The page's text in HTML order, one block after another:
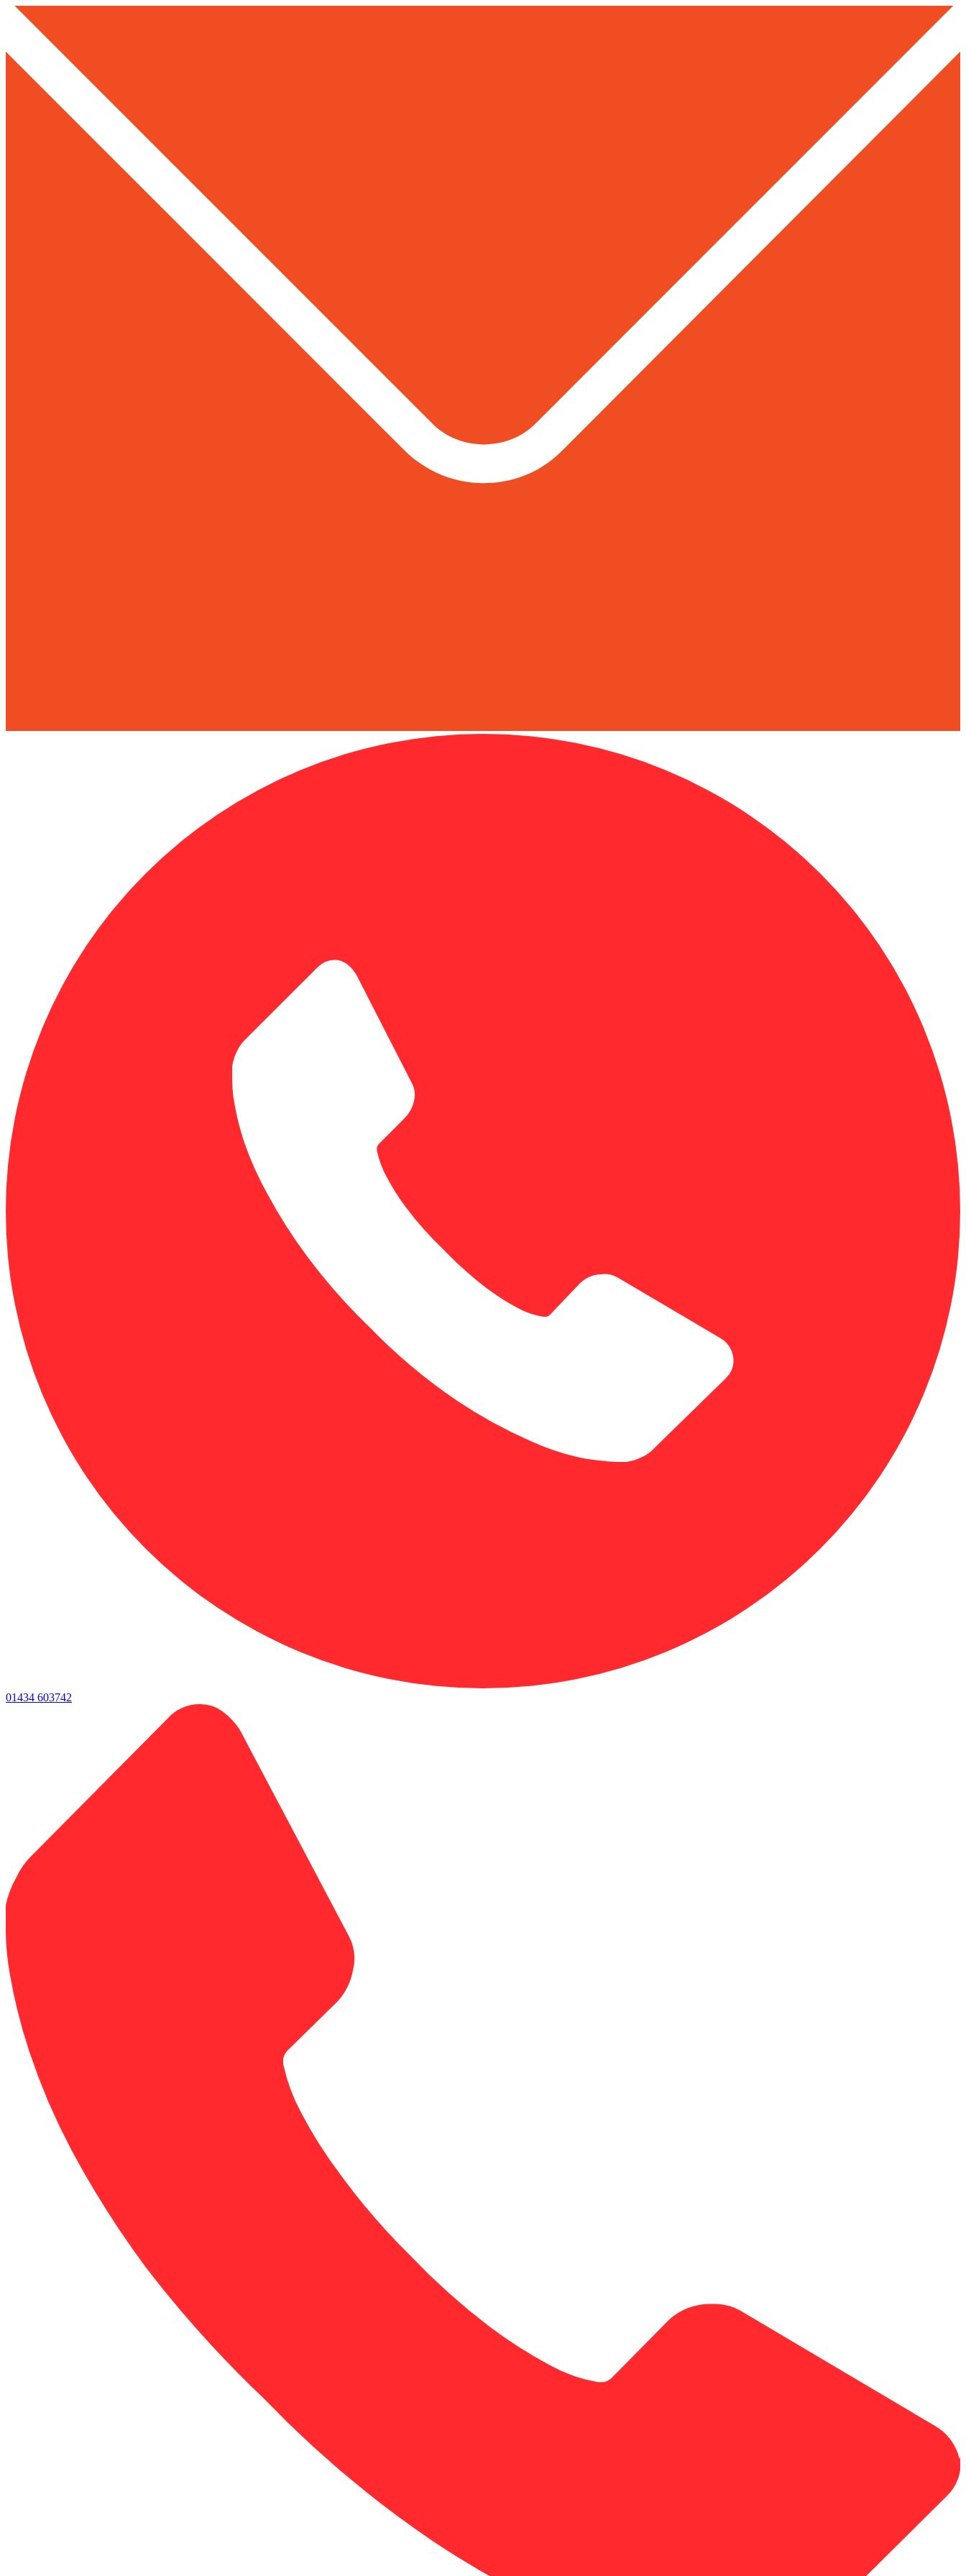
01434 603742